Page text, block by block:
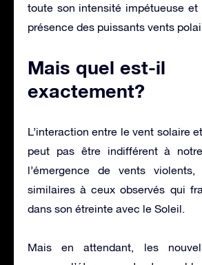
toute son intensité impétueuse et
présence des puissants vents
Mais quel est-il
exactement?
L’interaction entre le vent solaire
peut pas être indifférent à
l’émergence de vents
similaires à ceux observés qui
dans son étreinte avec le Soleil.
Mais en attendant, les